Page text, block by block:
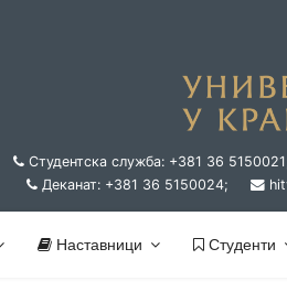
Студентска служба: +381 36
Деканат: +381 36 5150024;
Наставници Студенти